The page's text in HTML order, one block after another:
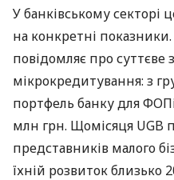
У банківському секторі
на конкретні
повідомляє про суттєве
мікрокредитування: з
портфель банку для
млн грн. Щомісяця UGB
представників малого
їхній розвиток близько